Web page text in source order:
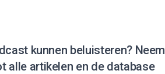
kunnen beluisteren? Neem
alle artikelen en de database